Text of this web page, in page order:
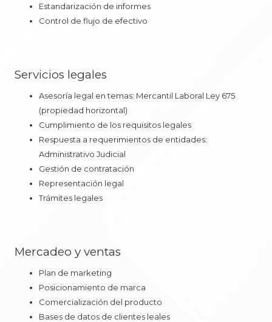
Estandarización de informes
Control de flujo de efectivo
Servicios legales
Asesoría legal en temas: Mercantil Laboral Ley 675
(propiedad horizontal)
Cumplimiento de los requisitos legales
Respuesta a requerimientos de entidades:
Administrativo Judicial
Gestión de contratación
Representación legal
Trámites legales
Mercadeo y ventas
Plan de marketing
Posicionamiento de marca
Comercialización del producto
Bases de datos de clientes leales